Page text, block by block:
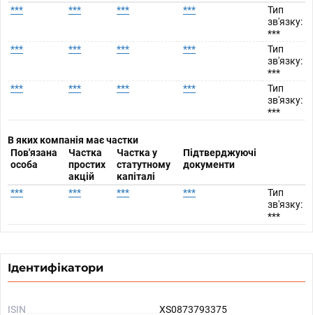
*** *** *** ***
Тип
зв'язку:
***
***
*** *** ***
Тип
зв'язку:
***
***
*** *** ***
Тип
зв'язку:
***
В яких компанія має частки
Пов'язана
особа
Частка
простих
акцій
Частка у
статутному
капіталі
Підтверджуючі
документи
*** *** *** ***
Тип
зв'язку:
***
Ідентифікатори
ISIN XS0873793375